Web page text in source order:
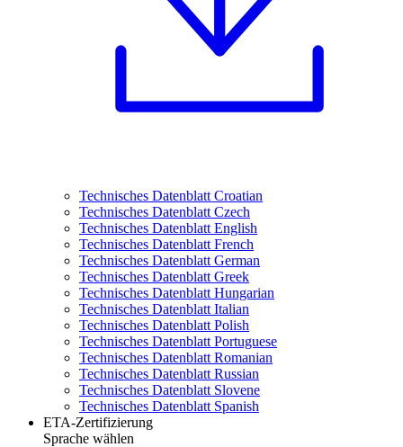
Technisches Datenblatt Croatian
Technisches Datenblatt Czech
Technisches Datenblatt English
Technisches Datenblatt French
Technisches Datenblatt German
Technisches Datenblatt Greek
Technisches Datenblatt Hungarian
Technisches Datenblatt Italian
Technisches Datenblatt Polish
Technisches Datenblatt Portuguese
Technisches Datenblatt Romanian
Technisches Datenblatt Russian
Technisches Datenblatt Slovene
Technisches Datenblatt Spanish
ETA-Zertifizierung
Sprache wählen